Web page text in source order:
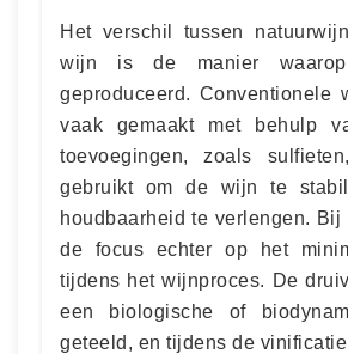
Het verschil tussen
wijn is de manier
geproduceerd. Conventionele
vaak gemaakt met behulp
toevoegingen, zoals
gebruikt om de wijn te
houdbaarheid te verlengen.
de focus echter op het
tijdens het wijnproces. De
een biologische of
geteeld, en tijdens de